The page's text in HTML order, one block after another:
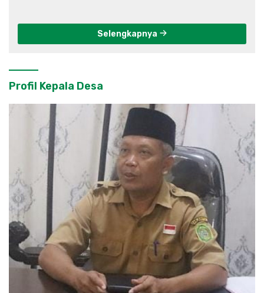
Selengkapnya
Profil Kepala Desa